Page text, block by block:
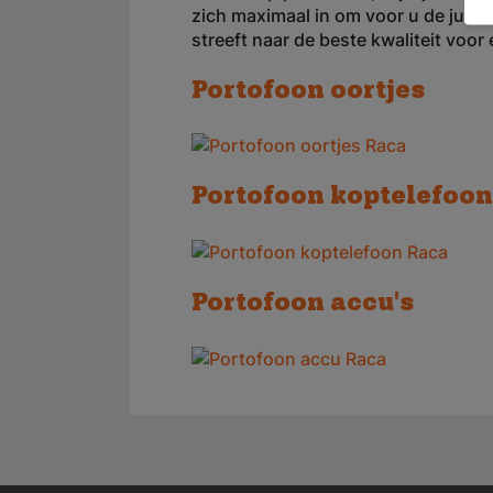
zich maximaal in om voor u de
streeft naar de beste kwaliteit voor
Portofoon oortjes
Portofoon
Portofoon accu's